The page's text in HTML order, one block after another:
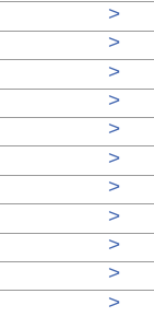
>
>
>
>
>
>
>
>
>
>
>